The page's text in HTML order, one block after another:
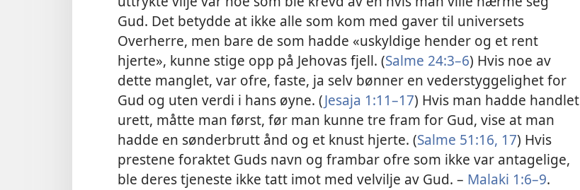
Gud. Det betydde at ikke alle som kom med gaver til universets
Overherre, men bare de som hadde «uskyldige hender og et rent
hjerte», kunne stige opp på Jehovas fjell. (Salme 24:⁠3⁠–6) Hvis noe av
dette manglet, var ofre, faste, ja selv bønner en vederstyggelighet for
Gud og uten verdi i hans øyne. (Jesaja 1:​11⁠–17) Hvis man hadde handlet
urett, måtte man først, før man kunne tre fram for Gud, vise at man
hadde en sønderbrutt ånd og et knust hjerte. (Salme 51:​16, 17) Hvis
prestene foraktet Guds navn og frambar ofre som ikke var antagelige,
ble deres tjeneste ikke tatt imot med velvilje av Gud. – Malaki 1:⁠6⁠–9.